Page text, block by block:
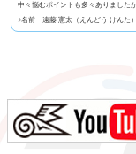
中々悩むポイントも多々ありました
♪名前 遠藤 憲太（えんどう けんた